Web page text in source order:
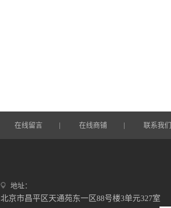
在线留言 在线商铺 联系我们
地址：
北京市昌平区天通苑东一区88号楼3单元327室